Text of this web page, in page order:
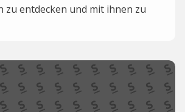
zu entdecken und mit ihnen zu